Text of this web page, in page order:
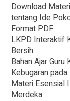
Download
tentang Ide
Format PDF
LKPD Interaktif
Bersih
Bahan Ajar
Kebugaran
Materi Esensial
Merdeka